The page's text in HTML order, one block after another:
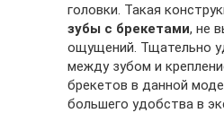
головки. Такая
зубы с брекетами, не
ощущений. Тщательно
между зубом и
брекетов в данной
большего удобства в